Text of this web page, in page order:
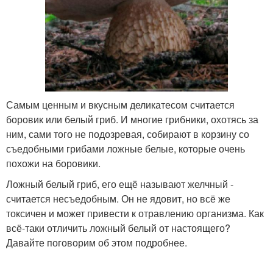
Самым ценным и вкусным деликатесом считается
боровик или белый гриб. И многие грибники, охотясь за
ним, сами того не подозревая, собирают в корзину со
съедобными грибами ложные белые, которые очень
похожи на боровики.
Ложный белый гриб, его ещё называют желчный -
считается несъедобным. Он не ядовит, но всё же
токсичен и может привести к отравлению организма. Как
всё-таки отличить ложный белый от настоящего?
Давайте поговорим об этом подробнее.